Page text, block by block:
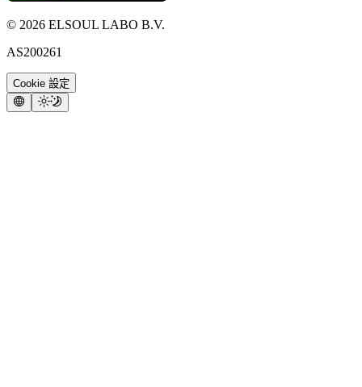
© 2026 ELSOUL LABO B.V.
AS200261
Cookie 設定